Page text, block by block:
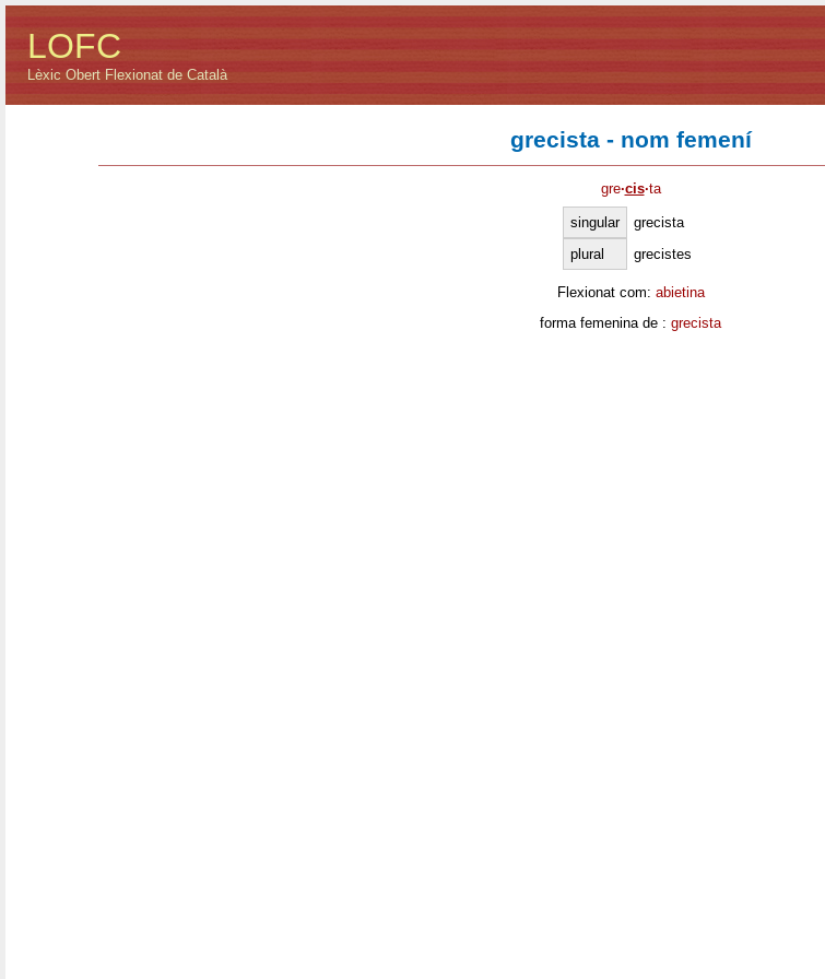
LOFC
Lèxic Obert Flexionat de Català
grecista - nom femení
gre·cis·ta
singular
grecista
plural
grecistes
Flexionat com: abietina
forma femenina de : grecista